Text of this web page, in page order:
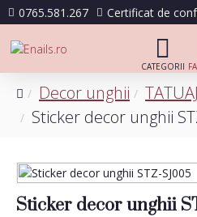
0765.581.267 Certificat de
Decor unghii
Sticker decor unghii
Sticker decor unghii